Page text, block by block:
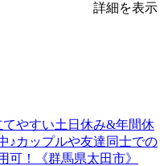
詳細を表示